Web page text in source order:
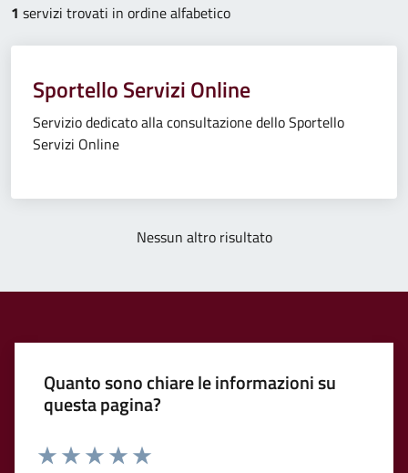
1 servizi trovati in ordine alfabetico
Sportello Servizi Online
Servizio dedicato alla consultazione dello Sportello
Servizi Online
Nessun altro risultato
Quanto sono chiare le informazioni su
questa pagina?